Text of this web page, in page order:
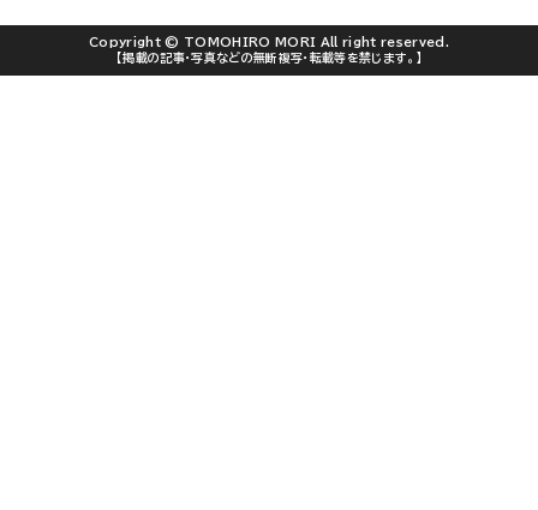
Copyright © TOMOHIRO MORI All right reserved.
【掲載の記事・写真などの無断複写・転載等を禁じます。】